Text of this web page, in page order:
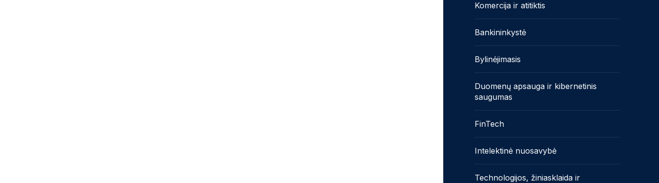
Komercija ir atitiktis
Bankininkystė
Bylinėjimasis
Duomenų apsauga ir kibernetinis
saugumas
FinTech
Intelektinė nuosavybė
Technologijos, žiniasklaida ir